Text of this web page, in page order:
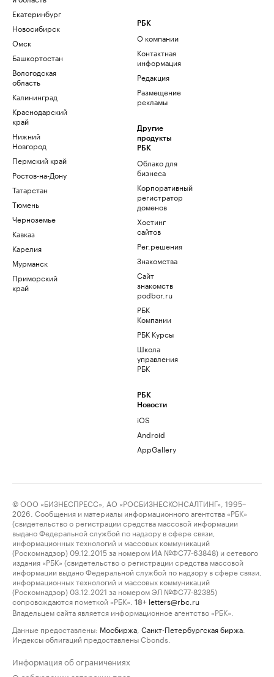
Екатеринбург
Новосибирск
Омск
Башкортостан
Вологодская
область
Калининград
Краснодарский
край
Нижний
Новгород
Пермский край
Ростов-на-Дону
Татарстан
Тюмень
Черноземье
Кавказ
Карелия
Мурманск
Приморский
край
РБК
О компании
Контактная
информация
Редакция
Размещение
рекламы
Другие
продукты
РБК
Облако для
бизнеса
Корпоративный
регистратор
доменов
Хостинг
сайтов
Рег.решения
Знакомства
Сайт
знакомств
podbor.ru
РБК
Компании
РБК Курсы
Школа
управления
РБК
РБК
Новости
iOS
Android
AppGallery
© ООО «БИЗНЕСПРЕСС», АО «РОСБИЗНЕСКОНСАЛТИНГ», 1995–
2026. Сообщения и материалы информационного агентства «РБК»
(свидетельство о регистрации средства массовой информации
выдано Федеральной службой по надзору в сфере связи,
информационных технологий и массовых коммуникаций
(Роскомнадзор) 09.12.2015 за номером ИА №ФС77-63848) и сетевого
издания «РБК» (свидетельство о регистрации средства массовой
информации выдано Федеральной службой по надзору в сфере связи,
информационных технологий и массовых коммуникаций
(Роскомнадзор) 03.12.2021 за номером ЭЛ №ФС77-82385)
сопровождаются пометкой «РБК».
18+ letters@rbc.ru
Владельцем сайта является информационное агентство «РБК».
Данные предоставлены: Мосбиржа Санкт-Петербургская биржа
Индексы облигаций предоставлены Cbonds.
Информация об ограничениях